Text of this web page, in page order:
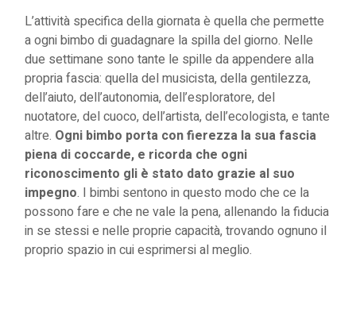
L’attività specifica della giornata è quella che permette
a ogni bimbo di guadagnare la spilla del giorno. Nelle
due settimane sono tante le spille da appendere alla
propria fascia: quella del musicista, della gentilezza,
dell’aiuto, dell’autonomia, dell’esploratore, del
nuotatore, del cuoco, dell’artista, dell’ecologista, e tante
altre. Ogni bimbo porta con fierezza la sua fascia
piena di coccarde, e ricorda che ogni
riconoscimento gli è stato dato grazie al suo
impegno. I bimbi sentono in questo modo che ce la
possono fare e che ne vale la pena, allenando la fiducia
in se stessi e nelle proprie capacità, trovando ognuno il
proprio spazio in cui esprimersi al meglio.